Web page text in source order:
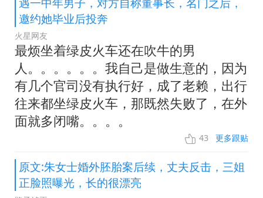
邀约她毕业后投奔
火星网友
最烦坐着绿皮火车还在吹牛的男
人。。。。。。我自己是做生意的，因为
有几个官司没有执行好，成了老赖，出行
往来都坐绿皮火车，那既然失败了，在外
面就多闭嘴。。。。
43 更多跟贴
原文:朱女士婚外胚胎案后续，丈夫反击，三姐
正脸照曝光，长的很漂亮